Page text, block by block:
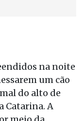
na noite
um cão
do alto de
Catarina. A